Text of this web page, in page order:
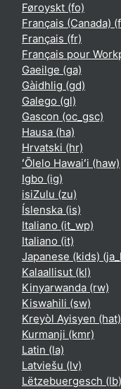
Føroyskt ‎(fo)‎
Français (Canada)
Français ‎(fr)‎
Français pour
Gaeilge ‎(ga)‎
Gàidhlig ‎(gd)‎
Galego ‎(gl)‎
Gascon ‎(oc_gsc)‎
Hausa ‎(ha)‎
Hrvatski ‎(hr)‎
ʻŌlelo Hawaiʻi ‎(haw)‎
Igbo ‎(ig)‎
isiZulu ‎(zu)‎
Íslenska ‎(is)‎
Italiano ‎(it_wp)‎
Italiano ‎(it)‎
Japanese (kids)
Kalaallisut ‎(kl)‎
Kinyarwanda ‎(rw)‎
Kiswahili ‎(sw)‎
Kreyòl Ayisyen ‎(hat)‎
Kurmanji ‎(kmr)‎
Latin ‎(la)‎
Latviešu ‎(lv)‎
Lëtzebuergesch ‎(lb)‎